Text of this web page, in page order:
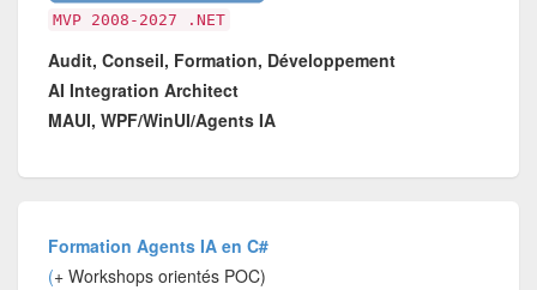
MVP 2008-2027 .NET
Audit, Conseil, Formation, Développement
AI Integration Architect
MAUI, WPF/WinUI/Agents IA
Formation Agents IA en C#
(+ Workshops orientés POC)